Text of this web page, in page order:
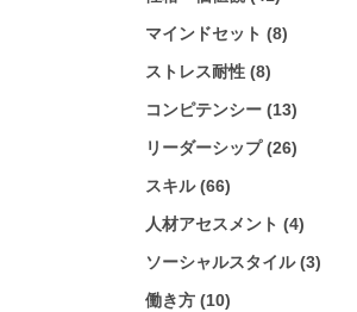
マインドセット (8)
ストレス耐性 (8)
コンピテンシー (13)
リーダーシップ (26)
スキル (66)
人材アセスメント (4)
ソーシャルスタイル (3)
働き方 (10)